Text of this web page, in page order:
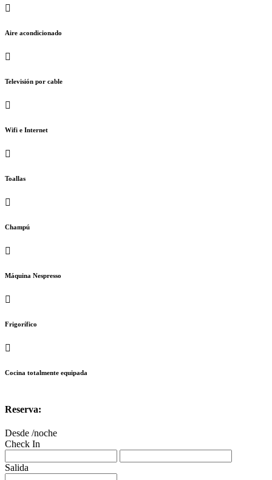
Aire acondicionado
Televisión por cable
Wifi e Internet
Toallas
Champú
Máquina Nespresso
Frigorífico
Cocina totalmente equipada
Reserva:
Desde /noche
Check In
Salida